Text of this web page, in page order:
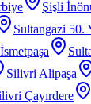
Şişli
Sultangazi 50.
Silivri Alipaşa
Çayırdere